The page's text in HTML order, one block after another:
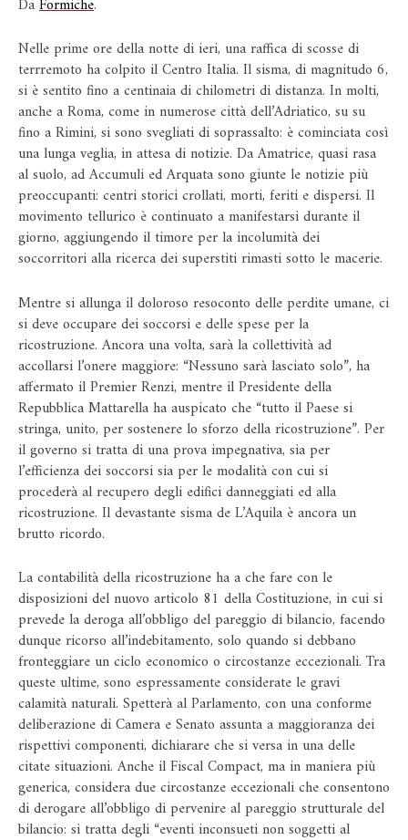
DaFormiche.
Nelle prime ore della notte di ieri, una raffica di scosse di
terrremoto ha colpito il Centro Italia. Il sisma, di magnitudo 6,
si è sentito fino a centinaia di chilometri di distanza. In molti,
anche a Roma, come in numerose città dell’Adriatico, su su
fino a Rimini, si sono svegliati di soprassalto: è cominciata così
una lunga veglia, in attesa di notizie. Da Amatrice, quasi rasa
al suolo, ad Accumuli ed Arquata sono giunte le notizie più
preoccupanti: centri storici crollati, morti, feriti e dispersi. Il
movimento tellurico è continuato a manifestarsi durante il
giorno, aggiungendo il timore per la incolumità dei
soccorritori alla ricerca dei superstiti rimasti sotto le macerie.
Mentre si allunga il doloroso resoconto delle perdite umane, ci
si deve occupare dei soccorsi e delle spese per la
ricostruzione. Ancora una volta, sarà la collettività ad
accollarsi l’onere maggiore: “Nessuno sarà lasciato solo”, ha
affermato il Premier Renzi, mentre il Presidente della
Repubblica Mattarella ha auspicato che “tutto il Paese si
stringa, unito, per sostenere lo sforzo della ricostruzione”. Per
il governo si tratta di una prova impegnativa, sia per
l’efficienza dei soccorsi sia per le modalità con cui si
procederà al recupero degli edifici danneggiati ed alla
ricostruzione. Il devastante sisma de L’Aquila è ancora un
brutto ricordo.
La contabilità della ricostruzione ha a che fare con le
disposizioni del nuovo articolo 81 della Costituzione, in cui si
prevede la deroga all’obbligo del pareggio di bilancio, facendo
dunque ricorso all’indebitamento, solo quando si debbano
fronteggiare un ciclo economico o circostanze eccezionali. Tra
queste ultime, sono espressamente considerate le gravi
calamità naturali. Spetterà al Parlamento, con una conforme
deliberazione di Camera e Senato assunta a maggioranza dei
rispettivi componenti, dichiarare che si versa in una delle
citate situazioni. Anche il Fiscal Compact, ma in maniera più
generica, considera due circostanze eccezionali che consentono
di derogare all’obbligo di pervenire al pareggio strutturale del
bilancio: si tratta degli “eventi inconsueti non soggetti al